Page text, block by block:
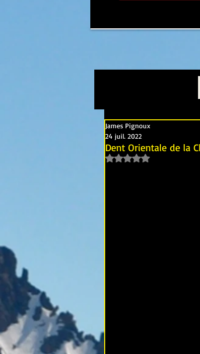
Dent Orientale de la
James Pignoux
24 juil. 2022
Noté NaN étoiles sur 5.